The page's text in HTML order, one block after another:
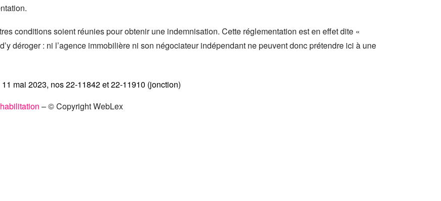
conditions soient réunies pour obtenir une indemnisation. Cette réglementation est en effet dite «
déroger : ni l’agence immobilière ni son négociateur indépendant ne peuvent donc prétendre ici à une
mai 2023, nos 22-11842 et 22-11910 (jonction)
– © Copyright WebLex